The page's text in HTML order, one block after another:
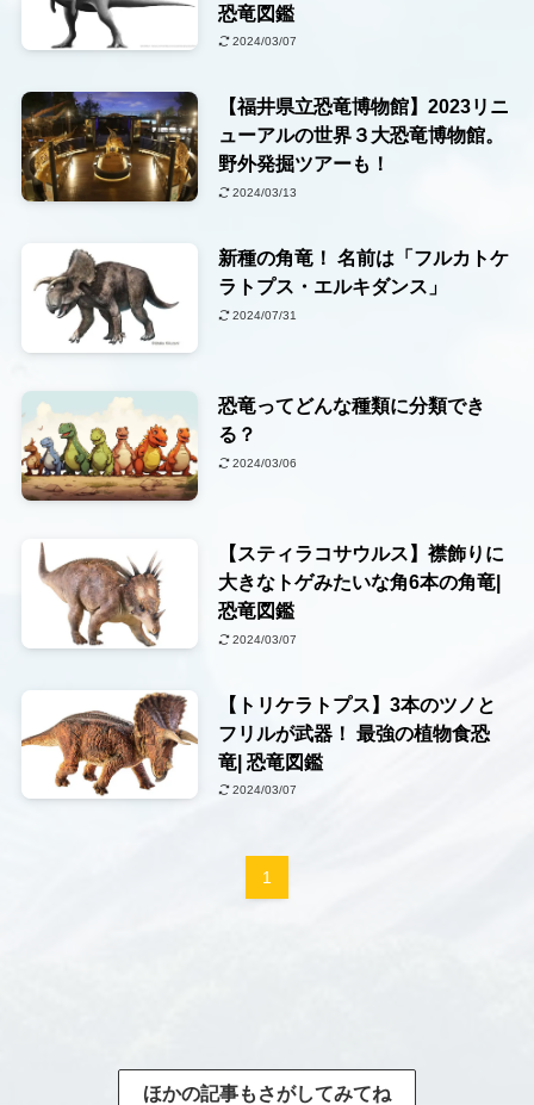
恐竜図鑑
2024/03/07
【福井県立恐竜博物館】2023リニ
ューアルの世界３大恐竜博物館。
野外発掘ツアーも！
2024/03/13
新種の角竜！ 名前は「フルカトケ
ラトプス・エルキダンス」
2024/07/31
恐竜ってどんな種類に分類でき
る？
2024/03/06
【スティラコサウルス】襟飾りに
大きなトゲみたいな角6本の角竜|
恐竜図鑑
2024/03/07
【トリケラトプス】3本のツノと
フリルが武器！ 最強の植物食恐
竜| 恐竜図鑑
2024/03/07
1
ほかの記事もさがしてみてね